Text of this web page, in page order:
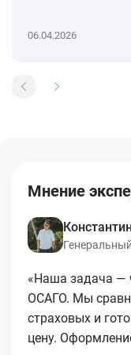
06.04.2026
Мнение
«Наша задача —
ОСАГО. Мы
страховых и
цену.